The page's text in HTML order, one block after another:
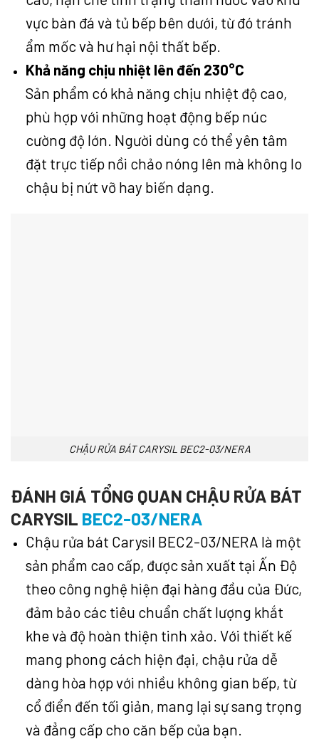
vực bàn đá và tủ bếp bên dưới, từ đó tránh
ẩm mốc và hư hại nội thất bếp.
Khả năng chịu nhiệt lên đến 230°C
Sản phẩm có khả năng chịu nhiệt độ cao,
phù hợp với những hoạt động bếp núc
cường độ lớn. Người dùng có thể yên tâm
đặt trực tiếp nồi chảo nóng lên mà không lo
chậu bị nứt vỡ hay biến dạng.
CHẬU RỬA BÁT CARYSIL BEC2-03/NERA
ĐÁNH GIÁ TỔNG QUAN CHẬU RỬA BÁT
CARYSIL BEC2-03/NERA
Chậu rửa bát Carysil BEC2-03/NERA là một
sản phẩm cao cấp, được sản xuất tại Ấn Độ
theo công nghệ hiện đại hàng đầu của Đức,
đảm bảo các tiêu chuẩn chất lượng khắt
khe và độ hoàn thiện tinh xảo. Với thiết kế
mang phong cách hiện đại, chậu rửa dễ
dàng hòa hợp với nhiều không gian bếp, từ
cổ điển đến tối giản, mang lại sự sang trọng
và đẳng cấp cho căn bếp của bạn.